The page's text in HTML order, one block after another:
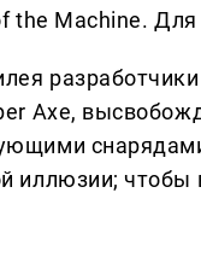
the Machine.
Axe,
иллюзии;